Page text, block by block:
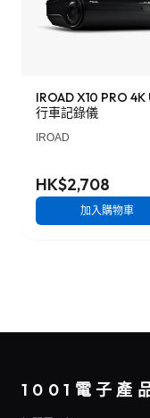
IROAD X10 PRO 4K
行車記錄儀
IROAD
HK$2,708
加入購物車
1001電子產